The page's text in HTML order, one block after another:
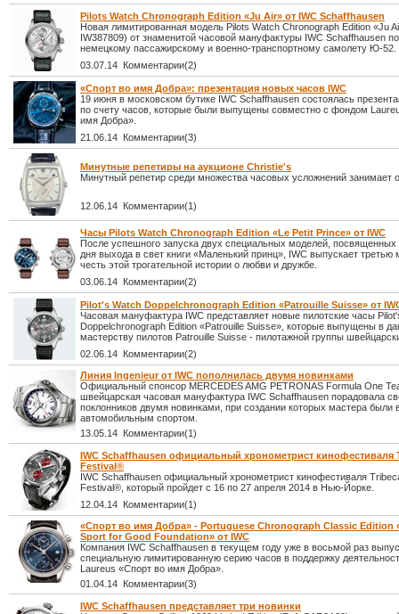
Pilots Watch Chronograph Edition «Ju Air» от IWC Schaffhausen
Новая лимитированная модель Pilots Watch Chronograph Edition «Ju
IW387809) от знаменитой часовой мануфактуры IWC Schaffhausen
немецкому пассажирскому и военно-транспортному самолету Ю-52.
03.07.14 Комментарии(2)
«Спорт во имя Добра»: презентация новых часов IWC
19 июня в московском бутике IWC Schaffhausen состоялась
по счету часов, которые были выпущены совместно с фондом
имя Добра».
21.06.14 Комментарии(3)
Минутные репетиры на аукционе Christie's
Минутный репетир среди множества часовых усложнений занимает
12.06.14 Комментарии(1)
Часы Pilots Watch Chronograph Edition «Le Petit Prince» от IWC
После успешного запуска двух специальных моделей, посвященных
дня выхода в свет книги «Маленький принц», IWC выпускает третью
честь этой трогательной истории о любви и дружбе.
03.06.14 Комментарии(2)
Pilot's Watch Doppelchronograph Edition «Patrouille Suisse» от
Часовая мануфактура IWC представляет новые пилотские часы
Doppelchronograph Edition «Patrouille Suisse», которые выпущены в
мастерству пилотов Patrouille Suisse - пилотажной группы
02.06.14 Комментарии(2)
Линия Ingenieur от IWC пополнилась двумя новинками
Официальный спонсор MERCEDES AMG PETRONAS Formula One
швейцарская часовая мануфактура IWC Schaffhausen порадовала
поклонников двумя новинками, при создании которых мастера были
автомобильным спортом.
13.05.14 Комментарии(1)
IWC Schaffhausen официальный хронометрист кинофестиваля
Festival®
IWC Schaffhausen официальный хронометрист кинофестиваля
Festival®, который пройдет с 16 по 27 апреля 2014 в Нью-Йорке.
12.04.14 Комментарии(1)
«Спорт во имя Добра» - Portuguese Chronograph Classic Edition
Sport for Good Foundation» от IWC
Компания IWC Schaffhausen в текущем году уже в восьмой раз
специальную лимитированную серию часов в поддержку
Laureus «Спорт во имя Добра».
01.04.14 Комментарии(3)
IWC Schaffhausen представляет три новинки